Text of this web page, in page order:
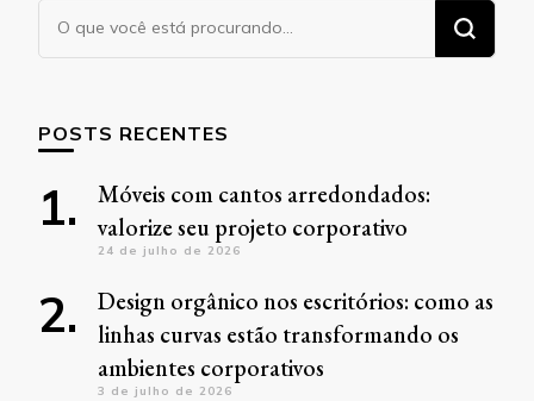
Procurando
algo?
POSTS RECENTES
Móveis com cantos arredondados:
valorize seu projeto corporativo
24 de julho de 2026
Design orgânico nos escritórios: como as
linhas curvas estão transformando os
ambientes corporativos
3 de julho de 2026